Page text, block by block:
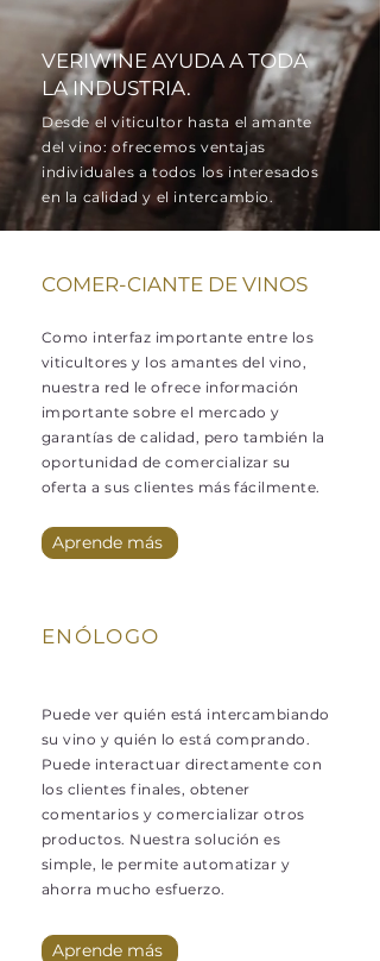
VERIWINE AYUDA A TODA
LA INDUSTRIA.
Desde el viticultor hasta el amante
del vino: ofrecemos ventajas
individuales a todos los interesados
en la calidad y el intercambio.
COMER-CIANTE DE VINOS
Como interfaz importante entre los
viticultores y los amantes del vino,
nuestra red le ofrece información
importante sobre el mercado y
garantías de calidad, pero también la
oportunidad de comercializar su
oferta a sus clientes más fácilmente.
Aprende más
ENÓLOGO
Puede ver quién está intercambiando
su vino y quién lo está comprando.
Puede interactuar directamente con
los clientes finales, obtener
comentarios y comercializar otros
productos. Nuestra solución es
simple, le permite automatizar y
ahorra mucho esfuerzo.
Aprende más